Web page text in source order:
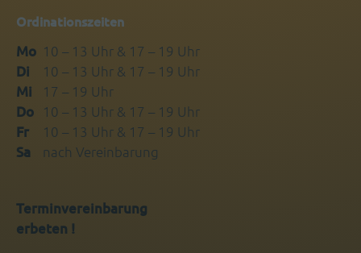
Ordinationszeiten
Mo 10 – 13 Uhr & 17 – 19 Uhr
Di
10 – 13 Uhr & 17 – 19 Uhr
Mi
17 – 19 Uhr
Do
10 – 13 Uhr & 17 – 19 Uhr
Fr
10 – 13 Uhr & 17 – 19 Uhr
Sa
nach Vereinbarung
Terminvereinbarung
erbeten !